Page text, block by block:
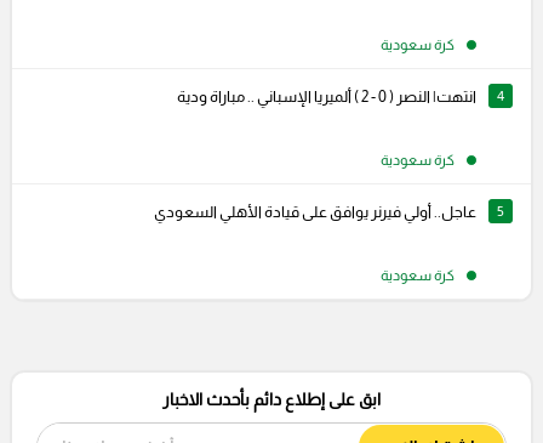
كرة سعودية
4 انتهت| النصر ( 0 - 2 ) ألميريا الإسباني .. مباراة ودية
كرة سعودية
5 عاجل.. أولي فيرنر يوافق على قيادة الأهلي السعودي
كرة سعودية
ابق على إطلاع دائم بأحدث الاخبار